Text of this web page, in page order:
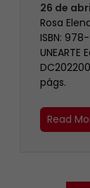
26 de
Rosa
ISBN:
págs.
Read